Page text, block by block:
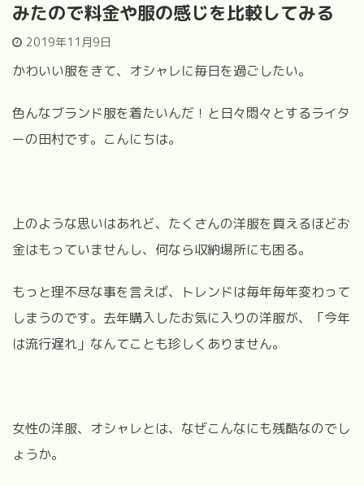
みたので料金や服の感じを比較してみる
2019年11月9日
かわいい服をきて、オシャレに毎日を過ごしたい。
色んなブランド服を着たいんだ！と日々悶々とするライタ
ーの田村です。こんにちは。
上のような思いはあれど、たくさんの洋服を買えるほどお
金はもっていませんし、何なら収納場所にも困る。
もっと理不尽な事を言えば、トレンドは毎年毎年変わって
しまうのです。去年購入したお気に入りの洋服が、「今年
は流行遅れ」なんてことも珍しくありません。
女性の洋服、オシャレとは、なぜこんなにも残酷なのでし
ょうか。